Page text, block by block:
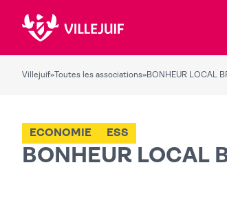
Villejuif» Toutes les associations»BONHEUR LOCAL
BONHEUR LOCAL
ECONOMIE ESS